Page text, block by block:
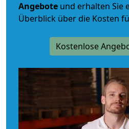
Angebote und erhalten Sie
Überblick über die Kosten
Kostenlose